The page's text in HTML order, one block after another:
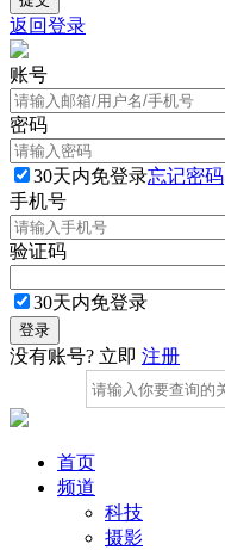
返回登录
账号
密码
30天内免登录忘记密码
手机号
验证码
30天内免登录
没有账号? 立即 注册
首页
频道
科技
摄影